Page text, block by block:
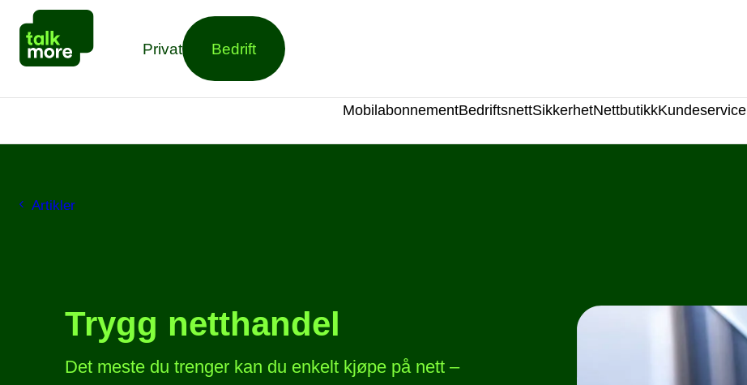
Privat Bedrift
MobilabonnementBedriftsnettSikkerhetNettbutikkKundeservice
Artikler
Trygg netthandel
Det meste du trenger kan du enkelt kjøpe på nett –